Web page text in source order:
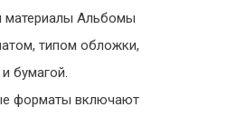
Альбомы
типом обложки,
бумагой.
форматы включают